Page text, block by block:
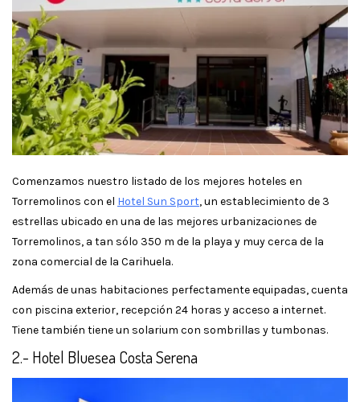
Comenzamos nuestro listado de los mejores hoteles en
Torremolinos con el Hotel Sun Sport, un establecimiento de 3
estrellas ubicado en una de las mejores urbanizaciones de
Torremolinos, a tan sólo 350 m de la playa y muy cerca de la
zona comercial de la Carihuela.
Además de unas habitaciones perfectamente equipadas, cuenta
con piscina exterior, recepción 24 horas y acceso a internet.
Tiene también tiene un solarium con sombrillas y tumbonas.
2.- Hotel Bluesea Costa Serena